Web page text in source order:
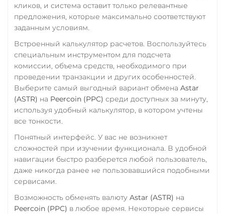
кликов, и система оставит только релевантные
предложения, которые максимально соответствуют
заданным условиям.
Встроенный калькулятор расчетов. Воспользуйтесь
специальным инструментом для подсчета
комиссии, объема средств, необходимого при
проведении транзакции и других особенностей.
Выберите самый выгодный вариант обмена Astar
(ASTR) на Peercoin (PPC) среди доступных за минуту,
используя удобный калькулятор, в котором учтены
все тонкости.
Понятный интерфейс. У вас не возникнет
сложностей при изучении функционала. В удобной
навигации быстро разберется любой пользователь,
даже никогда ранее не пользовавшийся подобными
сервисами.
Возможность обменять валюту Astar (ASTR) на
Peercoin (PPC) в любое время. Некоторые сервисы